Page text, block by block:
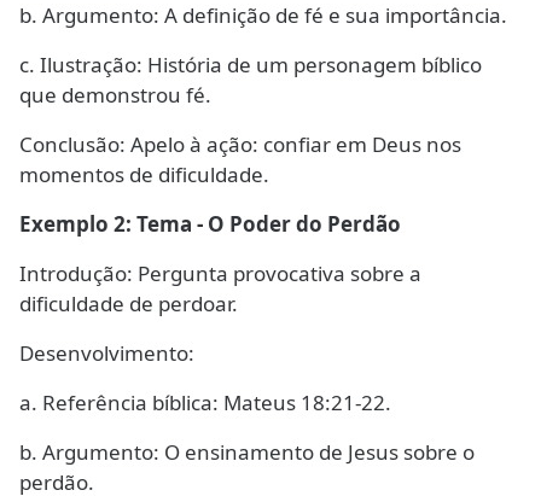
b. Argumento: A definição de fé e sua importância.
c. Ilustração: História de um personagem bíblico
que demonstrou fé.
Conclusão: Apelo à ação: confiar em Deus nos
momentos de dificuldade.
Exemplo 2: Tema - O Poder do Perdão
Introdução: Pergunta provocativa sobre a
dificuldade de perdoar.
Desenvolvimento:
a. Referência bíblica: Mateus 18:21-22.
b. Argumento: O ensinamento de Jesus sobre o
perdão.